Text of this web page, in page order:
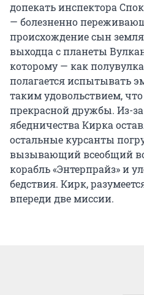
допекать инспектора
— болезненно
происхождение сын
выходца с планеты
которому — как
полагается испытывать
таким удовольствием,
прекрасной дружбы. Из-за
ябедничества Кирка
остальные курсанты
вызывающий всеобщий
корабль «Энтерпрайз» и
бедствия. Кирк,
впереди две миссии.